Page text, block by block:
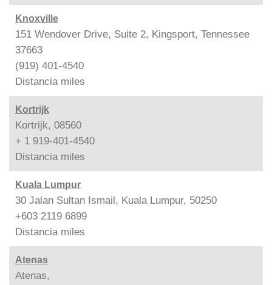
Knoxville
151 Wendover Drive, Suite 2, Kingsport, Tennessee
37663
(919) 401-4540
Distancia miles
Kortrijk
Kortrijk, 08560
+ 1 919-401-4540
Distancia miles
Kuala Lumpur
30 Jalan Sultan Ismail, Kuala Lumpur, 50250
+603 2119 6899
Distancia miles
Atenas
Atenas,